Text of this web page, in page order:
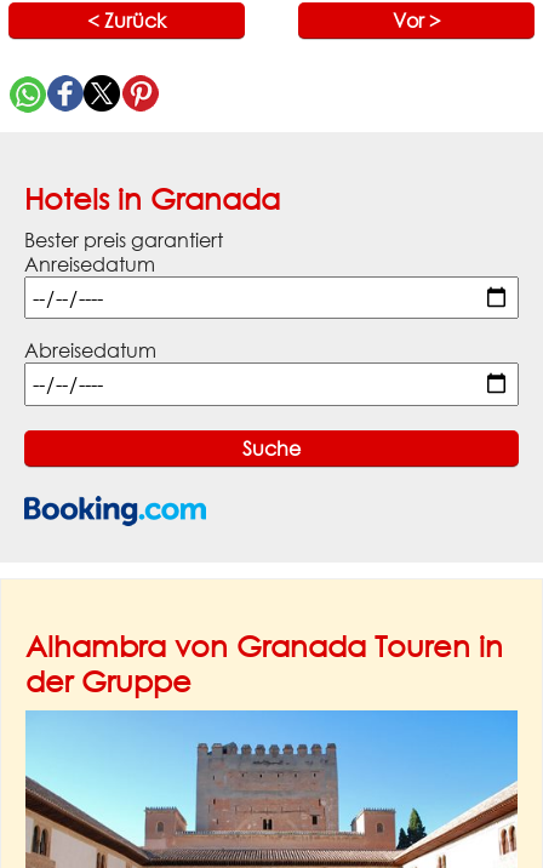
< Zurück Vor >
Hotels in Granada
Bester preis garantiert
Anreisedatum
Abreisedatum
Alhambra von Granada Touren in
der Gruppe